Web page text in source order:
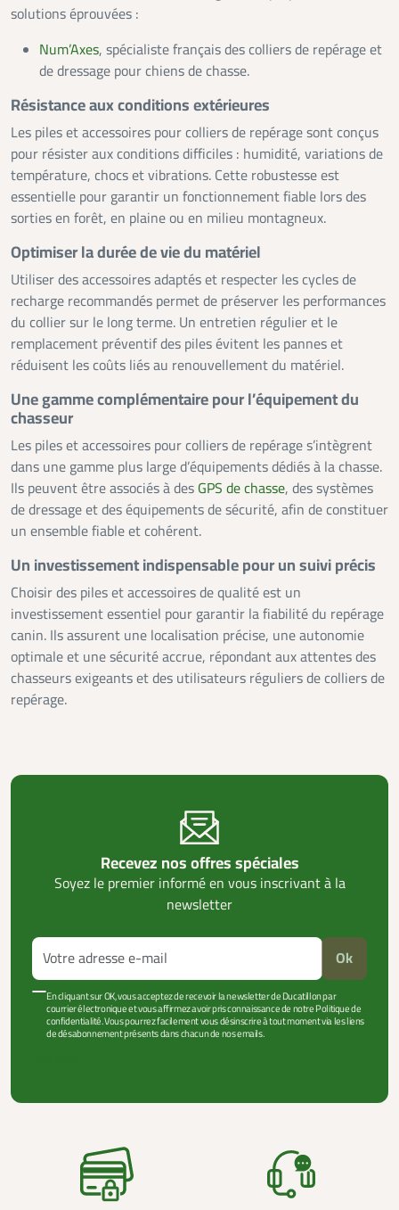
solutions éprouvées :
Num’Axes, spécialiste français des colliers de repérage et
de dressage pour chiens de chasse.
Résistance aux conditions extérieures
Les piles et accessoires pour colliers de repérage sont conçus
pour résister aux conditions difficiles : humidité, variations de
température, chocs et vibrations. Cette robustesse est
essentielle pour garantir un fonctionnement fiable lors des
sorties en forêt, en plaine ou en milieu montagneux.
Optimiser la durée de vie du matériel
Utiliser des accessoires adaptés et respecter les cycles de
recharge recommandés permet de préserver les performances
du collier sur le long terme. Un entretien régulier et le
remplacement préventif des piles évitent les pannes et
réduisent les coûts liés au renouvellement du matériel.
Une gamme complémentaire pour l’équipement du
chasseur
Les piles et accessoires pour colliers de repérage s’intègrent
dans une gamme plus large d’équipements dédiés à la chasse.
Ils peuvent être associés à des GPS de chasse, des systèmes
de dressage et des équipements de sécurité, afin de constituer
un ensemble fiable et cohérent.
Un investissement indispensable pour un suivi précis
Choisir des piles et accessoires de qualité est un
investissement essentiel pour garantir la fiabilité du repérage
canin. Ils assurent une localisation précise, une autonomie
optimale et une sécurité accrue, répondant aux attentes des
chasseurs exigeants et des utilisateurs réguliers de colliers de
repérage.
Recevez nos offres spéciales
Soyez le premier informé en vous inscrivant à la
newsletter
Ok
En cliquant sur OK, vous acceptez de recevoir la newsletter de Ducatillon par
courrier électronique et vous affirmez avoir pris connaissance de notre Politique de
confidentialité. Vous pourrez facilement vous désinscrire à tout moment via les liens
de désabonnement présents dans chacun de nos emails.